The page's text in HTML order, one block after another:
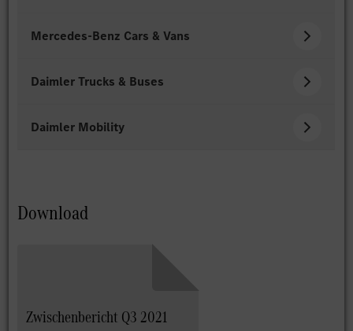
Mercedes-Benz Cars & Vans
Daimler Trucks & Buses
Daimler Mobility
Download
Zwischenbericht Q3 2021